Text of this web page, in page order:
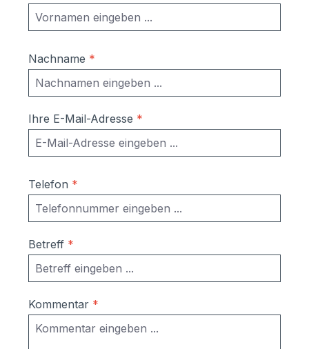
zusenden.
Nachname *
Ihre E-Mail-Adresse *
Telefon *
Betreff *
Kommentar *